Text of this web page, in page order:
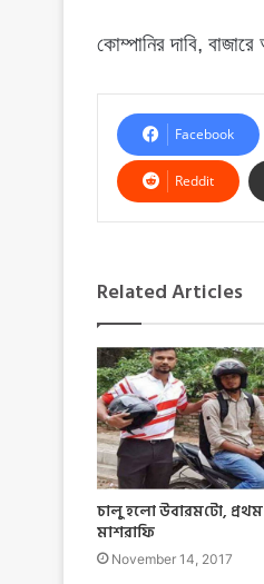
কোম্পানির দাবি,
Facebook
Reddit
Related Articles
চালু হলো উবারম‌টো, প্রথম
মাশরাফি
November 14, 2017